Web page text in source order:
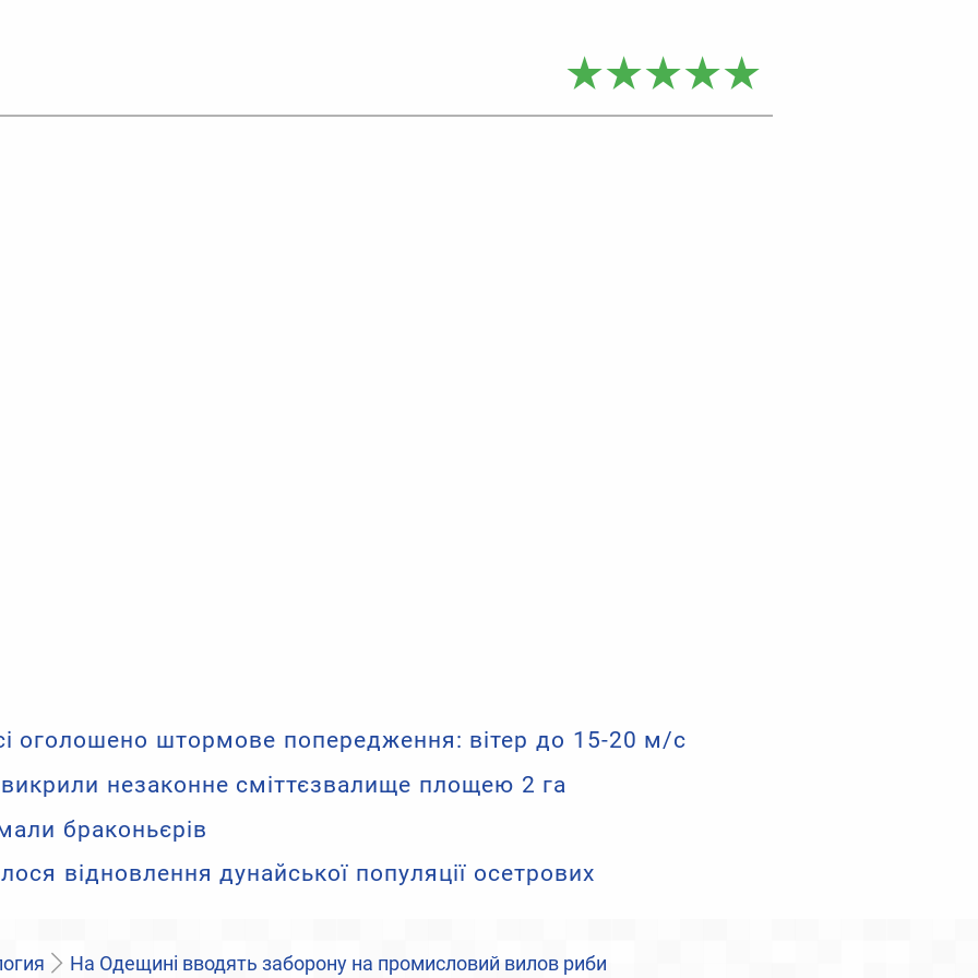
оголошено штормове попередження: вітер до 15-20 м/с
незаконне сміттєзвалище площею 2 га
браконьєрів
відновлення дунайської популяції осетрових
На Одещині вводять заборону на промисловий вилов риби